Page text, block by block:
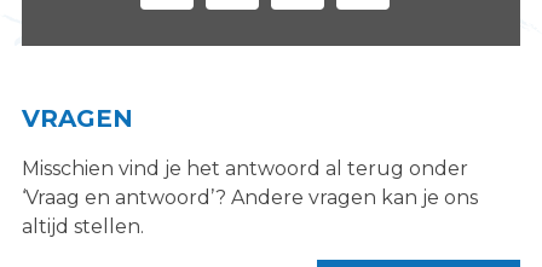
VRAGEN
Misschien vind je het antwoord al terug onder
‘Vraag en antwoord’? Andere vragen kan je ons
altijd stellen.